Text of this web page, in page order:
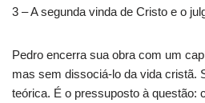
3 – A segunda vinda de Cristo e o
Pedro encerra sua obra com um
mas sem dissociá-lo da vida cristã.
teórica. É o pressuposto à questão: